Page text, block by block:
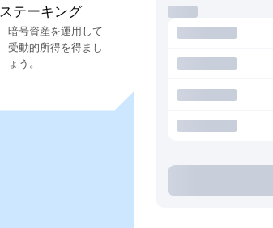
ステーキング
暗号資産を運用して
受動的所得を得まし
ょう。